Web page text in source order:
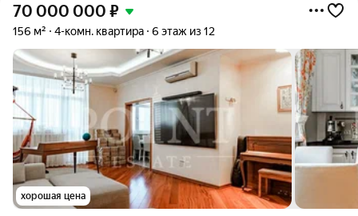
70 000 000 ₽
156 м² 4-комн. квартира 6 этаж из 12
хорошая цена